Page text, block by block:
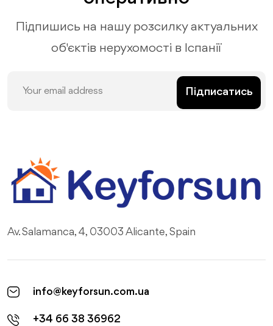
Підпишись на нашу розсилку актуальних
об'єктів нерухомості в Іспанії
Підписатись
Av. Salamanca, 4, 03003 Alicante, Spain
info@keyforsun.com.ua
+34 66 38 36962